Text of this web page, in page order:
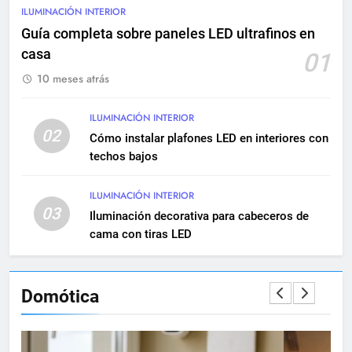
completa
INSTALACIONES ELÉCTRICAS
MANTENIMIENTO
10
eléctrica empotrada en
viviendas
INSTALACIONES ELÉCTRICAS
Qué hacer si una instalación
eléctrica tiene baja potencia
Diferencias entre circuitos de
INSTALACIONES ELÉCTRICAS
ILUMINACIÓN INTERIOR
Guía completa sobre paneles LED ultrafinos en
casa
01
10 meses atrás
02
ILUMINACIÓN INTERIOR
Cómo instalar plafones LED en interiores con
techos bajos
03
ILUMINACIÓN INTERIOR
Iluminación decorativa para cabeceros de
cama con tiras LED
Domótica